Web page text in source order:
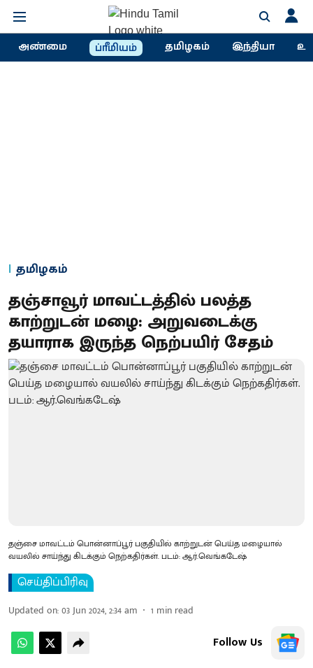
அண்மை ப்ரீமியம் தமிழகம் இந்தியா
தமிழகம்
தஞ்சாவூர் மாவட்டத்தில் பலத்த
காற்றுடன் மழை: அறுவடைக்கு
தயாராக இருந்த நெற்பயிர் சேதம்
தஞ்சை மாவட்டம் பொன்னாப்பூர் பகுதியில் காற்றுடன் பெய்த மழையால்
வயலில் சாய்ந்து கிடக்கும் நெற்கதிர்கள். படம்: ஆர்.வெங்கடேஷ்
செய்திப்பிரிவு
Updated on:03 Jun 2024, 2:34 am 1 min read
Follow Us